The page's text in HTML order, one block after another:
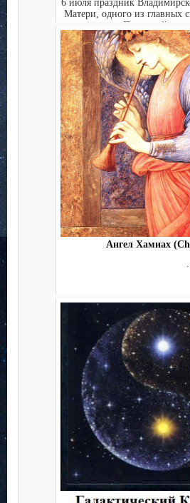
6 июля праздник
Матери, одного из главных
Перед ней
Ангел Хамиах